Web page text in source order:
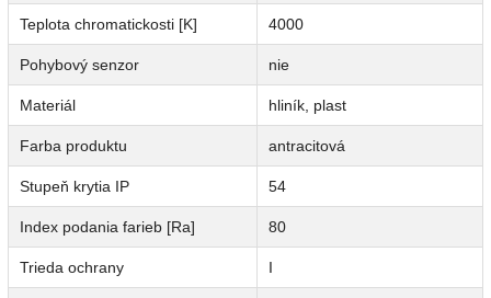
Teplota chromatickosti [K] 4000
Pohybový senzor nie
Materiál hliník, plast
Farba produktu antracitová
Stupeň krytia IP 54
Index podania farieb [Ra] 80
Trieda ochrany I